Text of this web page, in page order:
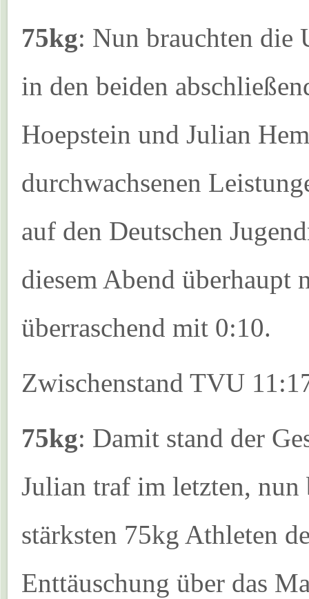
75kg: Nun brauchten die
in den beiden
Hoepstein und Julian
durchwachsenen
auf den Deutschen
diesem Abend
überraschend mit 0:10.
Zwischenstand TVU
75kg: Damit stand der
Julian traf im letzten, nun
stärksten 75kg Athleten
Enttäuschung über das